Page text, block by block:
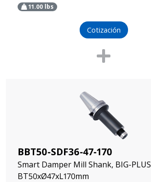
11.00 lbs
Cotización
BBT50-SDF36-47-170
Smart Damper Mill Shank, BIG-PLUS
BT50xØ47xL170mm